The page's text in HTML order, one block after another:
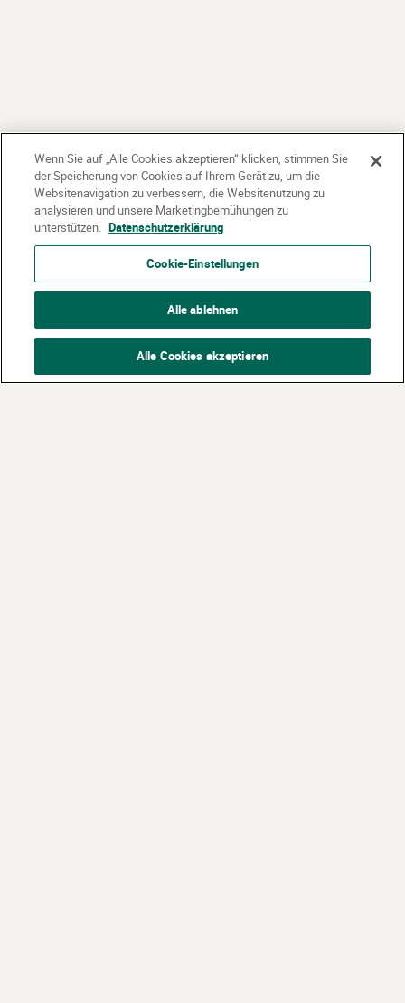
Wenn Sie auf „Alle Cookies akzeptieren“ klicken, stimmen Sie
der Speicherung von Cookies auf Ihrem Gerät zu, um die
Websitenavigation zu verbessern, die Websitenutzung zu
analysieren und unsere Marketingbemühungen zu
unterstützen. Datenschutzerklärung
Cookie-Einstellungen
Alle ablehnen
Alle Cookies akzeptieren